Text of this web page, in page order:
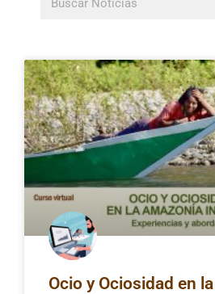
Ocio y Ociosidad en